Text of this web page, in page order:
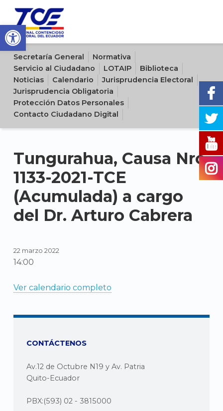
Open toolbar
Sitio oficial del Tribunal Contencioso Electoral del Ecuador
Secretaría General
Normativa
Servicio al Ciudadano
LOTAIP
Biblioteca
Noticias
Calendario
Jurisprudencia Electoral
Jurisprudencia Obligatoria
Protección Datos Personales
Contacto Ciudadano Digital
Tungurahua, Causa Nro.
1133-2021-TCE
(Acumulada) a cargo
del Dr. Arturo Cabrera
22 marzo 2022
14:00
Ver calendario completo
CONTÁCTENOS
Av.12 de Octubre N19 y Av. Patria
Quito-Ecuador
PBX:(593) 02 - 3815000